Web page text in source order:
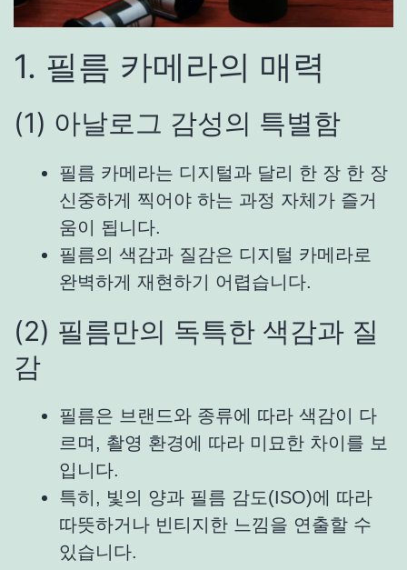
1. 필름 카메라의 매력
(1) 아날로그 감성의 특별함
필름 카메라는 디지털과 달리 한 장 한 장
신중하게 찍어야 하는 과정 자체가 즐거
움이 됩니다.
필름의 색감과 질감은 디지털 카메라로
완벽하게 재현하기 어렵습니다.
(2) 필름만의 독특한 색감과 질
감
필름은 브랜드와 종류에 따라 색감이 다
르며, 촬영 환경에 따라 미묘한 차이를 보
입니다.
특히, 빛의 양과 필름 감도(ISO)에 따라
따뜻하거나 빈티지한 느낌을 연출할 수
있습니다.